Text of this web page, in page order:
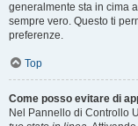
generalmente sta in cima
sempre vero. Questo ti
preferenze.
Top
Come posso evitare di
Nel Pannello di Controllo